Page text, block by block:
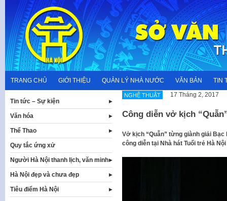
content
TRANG CHỦ GIỚI THIỆU QUẢN LÝ NHÀ NƯỚC VĂN BẢN TIN
NGHỆ THUẬT 17 Tháng 2, 2017
Công diễn vở kịch
Vở kịch “Quẫn” từng giành giải
công diễn tại Nhà hát Tuổi trẻ Hà
Tin tức – Sự kiện
Văn hóa
Thể Thao
Quy tắc ứng xử
Người Hà Nội thanh lịch, văn minh
Hà Nội đẹp và chưa đẹp
Tiêu điểm Hà Nội